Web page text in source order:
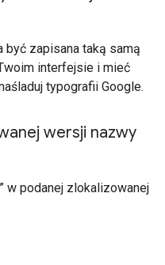
być zapisana taką samą
interfejsie i mieć
typografii Google.
wersji nazwy
w podanej zlokalizowanej